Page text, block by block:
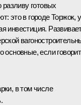
разливу готовых
это в городе Торжок,
инвестиция.
основные, если
в том числе